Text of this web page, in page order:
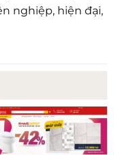
nghiệp, hiện đại,